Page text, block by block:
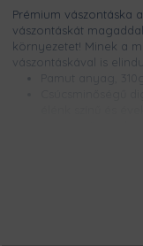
Prémium vászontáska
vászontáskát
környezetet! Minek a
vászontáskával is
egyedileg
Nincsen előre